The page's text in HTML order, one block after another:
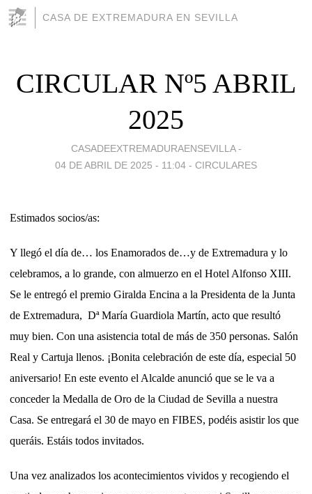
CASA DE EXTREMADURA EN SEVILLA
CIRCULAR Nº5 ABRIL
2025
CASADEEXTREMADURAENSEVILLA -
04 DE ABRIL DE 2025 - 11:04 - CIRCULARES
Estimados socios/as:
Y llegó el día de… los Enamorados de…y de Extremadura y lo
celebramos, a lo grande, con almuerzo en el Hotel Alfonso XIII.
Se le entregó el premio Giralda Encina a la Presidenta de la Junta
de Extremadura, Dª María Guardiola Martín, acto que resultó
muy bien. Con una asistencia total de más de 350 personas. Salón
Real y Cartuja llenos. ¡Bonita celebración de este día, especial 50
aniversario! En este evento el Alcalde anunció que se le va a
conceder la Medalla de Oro de la Ciudad de Sevilla a nuestra
Casa. Se entregará el 30 de mayo en FIBES, podéis asistir los que
queráis. Estáis todos invitados.
Una vez analizados los acontecimientos vividos y recogiendo el